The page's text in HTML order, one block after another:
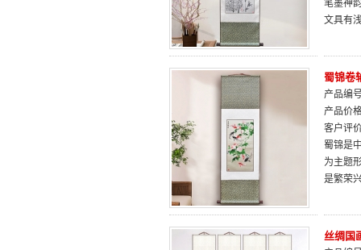
笔墨神
文具有
蜀锦卷
产品编
产品价
客户评
蜀锦是
为主题
是繁荣
丝绸国